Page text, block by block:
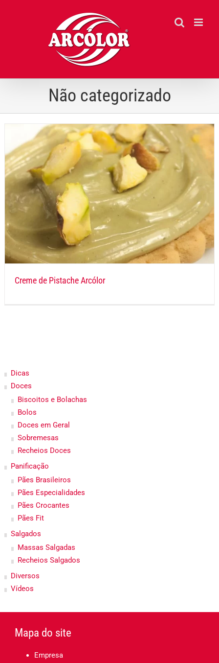
Não categorizado
Creme de Pistache Arcólor
Dicas
Doces
Biscoitos e Bolachas
Bolos
Doces em Geral
Sobremesas
Recheios Doces
Panificação
Pães Brasileiros
Pães Especialidades
Pães Crocantes
Pães Fit
Salgados
Massas Salgadas
Recheios Salgados
Diversos
Vídeos
Mapa do site
Empresa